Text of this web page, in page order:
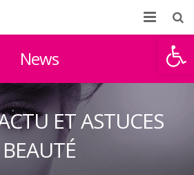
Ouvrir
News
ET ASTUCES
BEAUTÉ